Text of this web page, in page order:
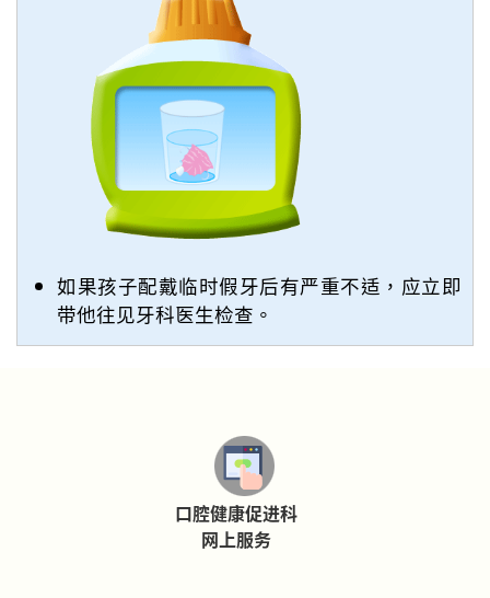
如果孩子配戴临时假牙后有严重不适，应立即
带他往见牙科医生检查。
口腔健康促进科
网上服务